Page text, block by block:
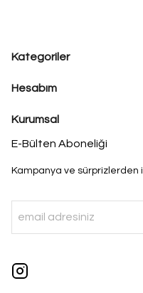
Kategoriler
Hesabım
Kurumsal
E-Bülten Aboneliği
Kampanya ve sürprizlerden